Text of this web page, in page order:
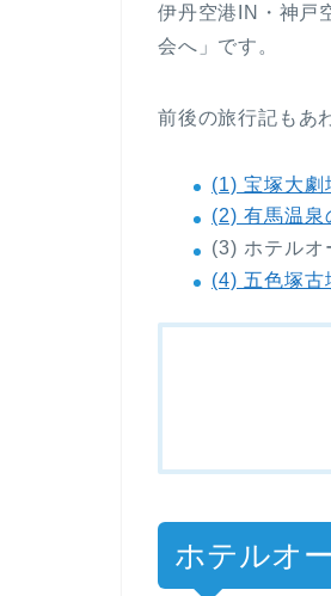
伊丹空港IN・神戸
会へ」です。
前後の旅行記もあ
(1) 宝塚大劇
(2) 有馬温泉
(3) ホテルオ
(4) 五色塚古
ホテルオ